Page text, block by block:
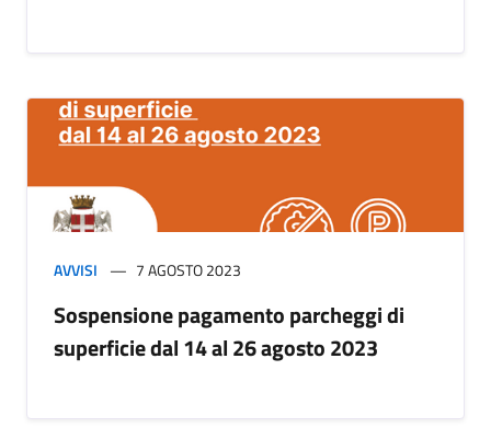
AVVISI 7 AGOSTO 2023
Sospensione pagamento parcheggi di
superficie dal 14 al 26 agosto 2023